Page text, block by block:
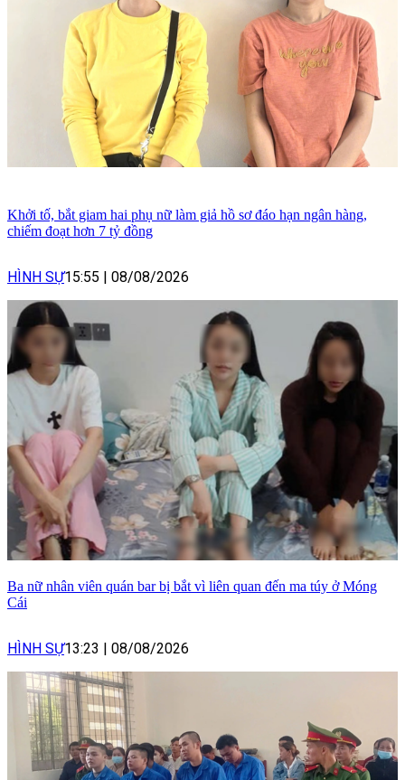
Khởi tố, bắt giam hai phụ nữ làm giả hồ sơ đáo hạn ngân hàng,
chiếm đoạt hơn 7 tỷ đồng
HÌNH SỰ15:55 | 08/08/2026
Ba nữ nhân viên quán bar bị bắt vì liên quan đến ma túy ở Móng
Cái
HÌNH SỰ13:23 | 08/08/2026